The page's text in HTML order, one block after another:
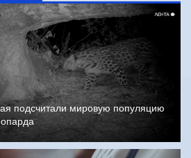
подсчитали мировую популяцию